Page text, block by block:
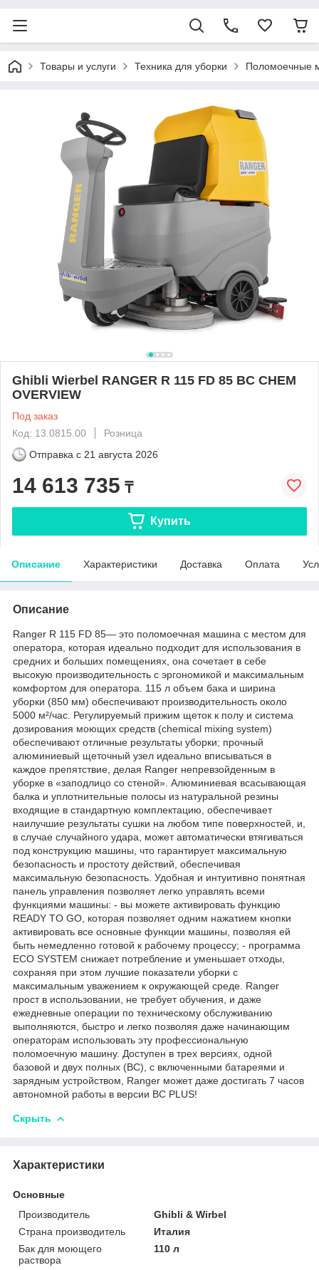
Товары и услуги Техника для уборки Поломоечные
Ghibli Wierbel RANGER R 115 FD 85 BC CHEM
OVERVIEW
Под заказ
Код: 13.0815.00
Розница
Отправка с 21 августа 2026
14 613 735 ₸
Купить
Описание Характеристики Доставка Оплата
Описание
Ranger R 115 FD 85— это поломоечная машина с местом для
оператора, которая идеально подходит для использования в
средних и больших помещениях, она сочетает в себе
высокую производительность с эргономикой и максимальным
комфортом для оператора. 115 л объем бака и ширина
уборки (850 мм) обеспечивают производительность около
5000 м²/час. Регулируемый прижим щеток к полу и система
дозирования моющих средств (chemical mixing system)
обеспечивают отличные результаты уборки; прочный
алюминиевый щеточный узел идеально вписываться в
каждое препятствие, делая Ranger непревзойденным в
уборке в «заподлицо со стеной». Алюминиевая всасывающая
балка и уплотнительные полосы из натуральной резины
входящие в стандартную комплектацию, обеспечивает
наилучшие результаты сушки на любом типе поверхностей, и,
в случае случайного удара, может автоматически втягиваться
под конструкцию машины, что гарантирует максимальную
безопасность и простоту действий, обеспечивая
максимальную безопасность. Удобная и интуитивно понятная
панель управления позволяет легко управлять всеми
функциями машины: - вы можете активировать функцию
READY TO GO, которая позволяет одним нажатием кнопки
активировать все основные функции машины, позволяя ей
быть немедленно готовой к рабочему процессу; - программа
ECO SYSTEM снижает потребление и уменьшает отходы,
сохраняя при этом лучшие показатели уборки с
максимальным уважением к окружающей среде. Ranger
прост в использовании, не требует обучения, и даже
ежедневные операции по техническому обслуживанию
выполняются, быстро и легко позволяя даже начинающим
операторам использовать эту профессиональную
поломоечную машину. Доступен в трех версиях, одной
базовой и двух полных (BC), с включенными батареями и
зарядным устройством, Ranger может даже достигать 7 часов
автономной работы в версии BC PLUS!
Скрыть
Характеристики
Основные
Производитель
Ghibli & Wirbel
Страна производитель
Италия
Бак для моющего
раствора
110 л